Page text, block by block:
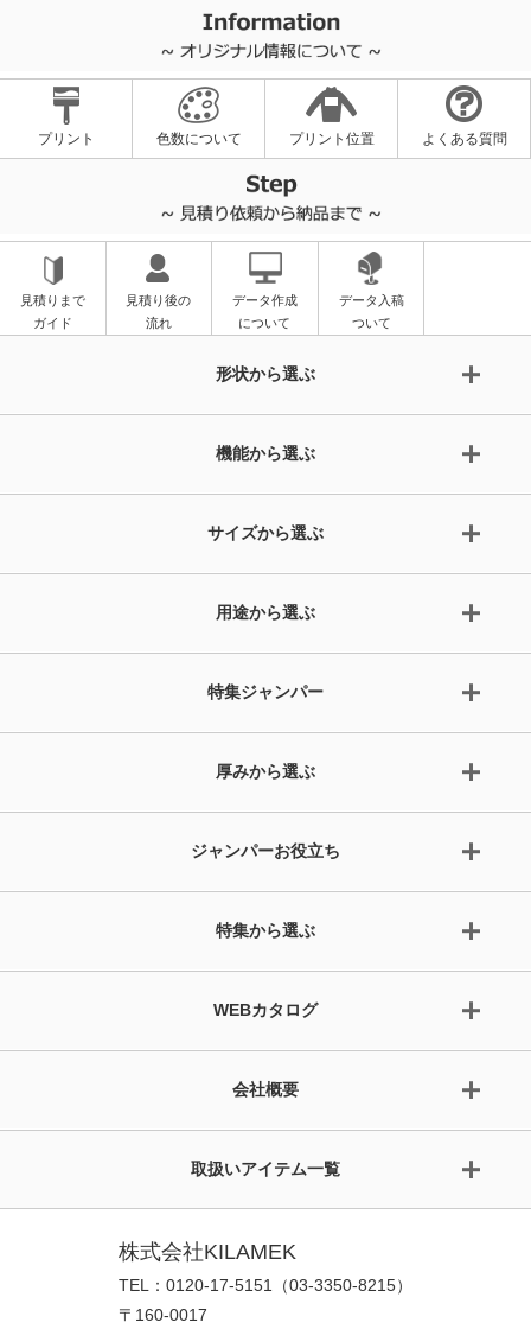
プリント 色数について プリント位置 よくある質問
見積りまで
ガイド
見積り後の
流れ
データ作成
について
データ入稿
ついて
形状から選ぶ
機能から選ぶ
サイズから選ぶ
用途から選ぶ
特集ジャンパー
厚みから選ぶ
ジャンパーお役立ち
特集から選ぶ
WEBカタログ
会社概要
取扱いアイテム一覧
株式会社KILAMEK
TEL：0120-17-5151（03-3350-8215）
〒160-0017